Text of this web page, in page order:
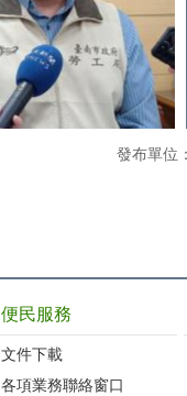
發布單位
便民服務
文件下載
各項業務聯絡窗口